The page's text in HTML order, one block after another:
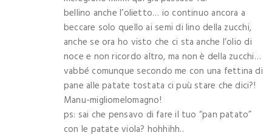
bellino anche l’olietto… io continuo ancora a
beccare solo quello ai semi di lino della zucchi,
anche se ora ho visto che ci sta anche l’olio di
noce e non ricordo altro, ma non è della zucchi…
vabbé comunque secondo me con una fettina di
pane alle patate tostata ci puù stare che dici?!
Manu-migliomelomagno!
ps: sai che pensavo di fare il tuo “pan patato”
con le patate viola? hohhihh..